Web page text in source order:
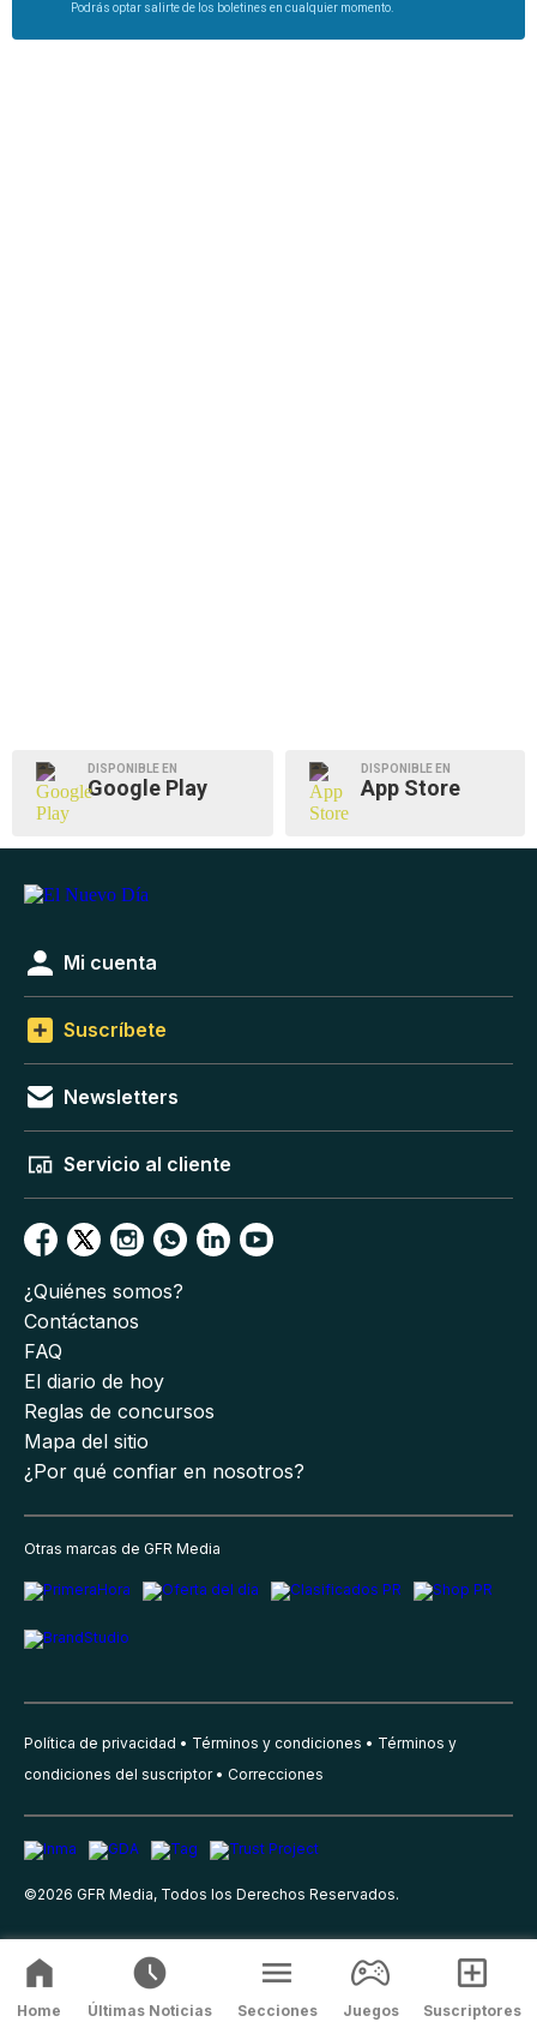
Podrás optar salirte de los boletines en cualquier momento.
DISPONIBLE EN
Google Play
DISPONIBLE EN
App Store
Mi cuenta
Suscríbete
Newsletters
Servicio al cliente
¿Quiénes somos?
Contáctanos
FAQ
El diario de hoy
Reglas de concursos
Mapa del sitio
¿Por qué confiar en nosotros?
Otras marcas de GFR Media
Política de privacidad Términos y condiciones
Términos y
condiciones del suscriptor
Correcciones
©2026 GFR Media, Todos los Derechos Reservados.
Home Últimas Noticias Secciones Juegos Suscriptores